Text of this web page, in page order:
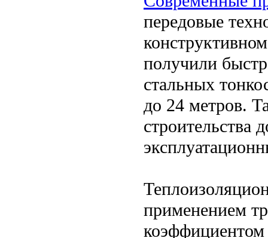
передовые
получили
стальных
до 24 метров.
строительства
применением